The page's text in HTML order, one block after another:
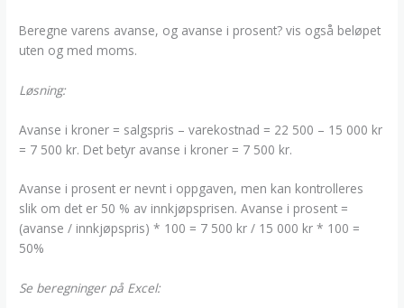
Beregne varens avanse, og avanse i prosent? vis også beløpet
uten og med moms.
Løsning:
Avanse i kroner = salgspris – varekostnad = 22 500 – 15 000 kr
= 7 500 kr. Det betyr avanse i kroner = 7 500 kr.
Avanse i prosent er nevnt i oppgaven, men kan kontrolleres
slik om det er 50 % av innkjøpsprisen. Avanse i prosent =
(avanse / innkjøpspris) * 100 = 7 500 kr / 15 000 kr * 100 =
50%
Se beregninger på Excel: